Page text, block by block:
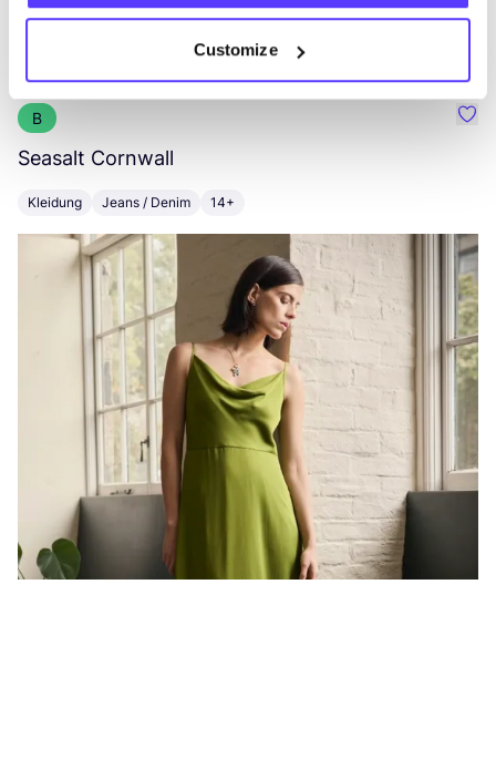
Customize
Andere Marken
B
Seasalt Cornwall
Kleidung Jeans / Denim 14+